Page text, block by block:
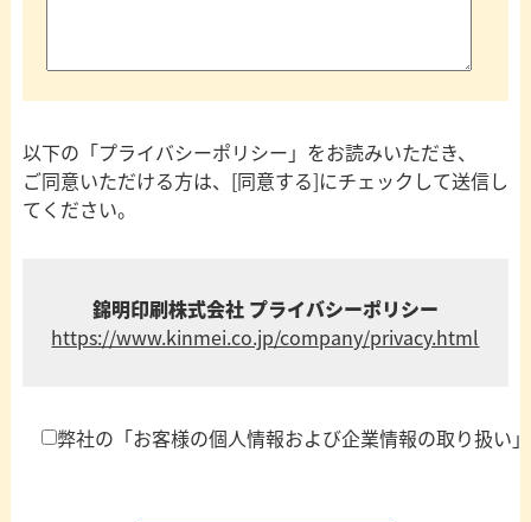
以下の「プライバシーポリシー」をお読みいただき、
ご同意いただける方は、[同意する]にチェックして送信し
てください。
錦明印刷株式会社 プライバシーポリシー
https://www.kinmei.co.jp/company/privacy.html
弊社の「お客様の個人情報および企業情報の取り扱い